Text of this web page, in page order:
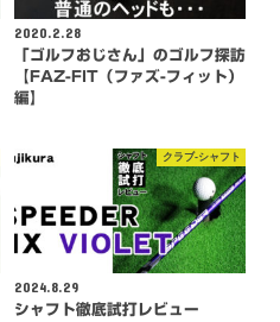
2020.2.28
「ゴルフおじさん」のゴルフ探訪
【FAZ-FIT（ファズ-フィット）
編】
クラブ-シャフト
2024.8.29
シャフト徹底試打レビュー